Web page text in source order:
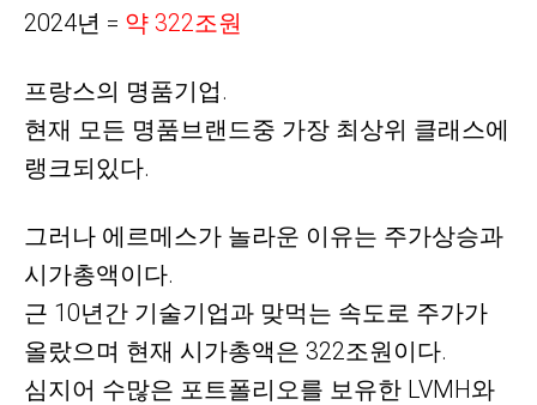
2024년 = 약 322조원
프랑스의 명품기업.
현재 모든 명품브랜드중 가장 최상위 클래스에
랭크되있다.
그러나 에르메스가 놀라운 이유는 주가상승과
시가총액이다.
근 10년간 기술기업과 맞먹는 속도로 주가가
올랐으며 현재 시가총액은 322조원이다.
심지어 수많은 포트폴리오를 보유한 LVMH와